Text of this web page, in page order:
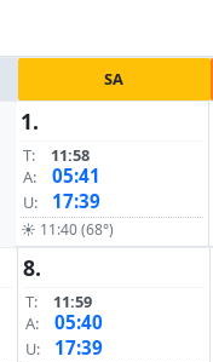
SA
1.
T:
11:58
A:
05:41
U: 17:39
☀ 11:40 (68°)
8.
T:
11:59
A:
05:40
U: 17:39